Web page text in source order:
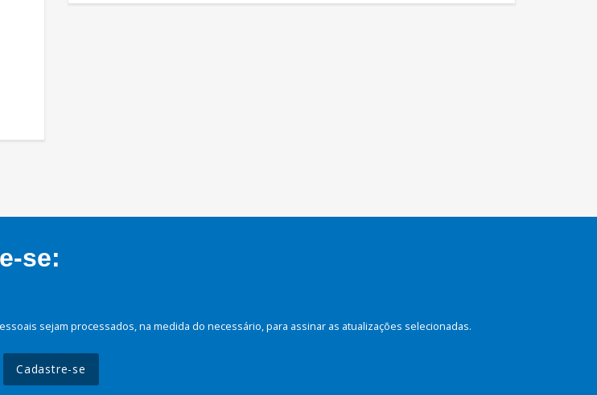
se:
sejam processados, na medida do necessário, para assinar as atualizações selecionadas.
Cadastre-se